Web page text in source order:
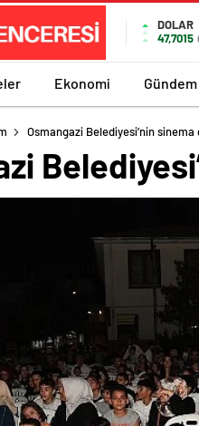
DOLAR
47,7015
Ekonomi Gündem
Osmangazi Belediyesi’nin